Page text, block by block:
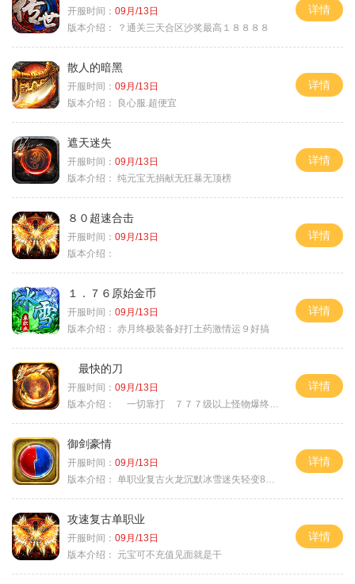
开服时间： 09月/13日
版本介绍：
？通关三天合区沙奖最高１８８８８
详情
散人的暗黑
开服时间： 09月/13日
版本介绍：
良心服.超便宜
详情
遮天迷失
开服时间： 09月/13日
版本介绍： 纯元宝无捐献无狂暴无顶榜
详情
８０超速合击
开服时间： 09月/13日
版本介绍：
详情
１．７６原始金币
开服时间： 09月/13日
版本介绍： 赤月终极装备好打土药激情运９好搞
详情
最快的刀
开服时间： 09月/13日
版本介绍：
一切靠打 ７７７级以上怪物爆终极
详情
御剑豪情
开服时间： 09月/13日
版本介绍： 单职业复古火龙沉默冰雪迷失轻变8085
详情
攻速复古单职业
开服时间： 09月/13日
版本介绍：
元宝可不充值见面就是干
详情